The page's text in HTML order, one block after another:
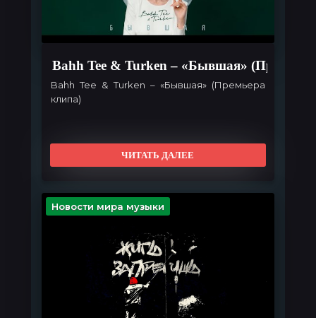
Bahh Tee & Turken – «Бывшая»
Bahh Tee & Turken – «Бывшая» (Премьера
клипа)
ЧИТАТЬ ДАЛЕЕ
Новости мира музыки